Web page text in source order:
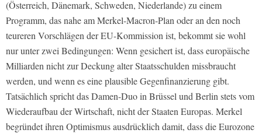
(Österreich, Dänemark, Schweden, Niederlande) zu einem
Programm, das nahe am Merkel-Macron-Plan oder an den noch
teureren Vorschlägen der EU-Kommission ist, bekommt sie wohl
nur unter zwei Bedingungen: Wenn gesichert ist, dass europäische
Milliarden nicht zur Deckung alter Staatsschulden missbraucht
werden, und wenn es eine plausible Gegenfinanzierung gibt.
Tatsächlich spricht das Damen-Duo in Brüssel und Berlin stets vom
Wiederaufbau der Wirtschaft, nicht der Staaten Europas. Merkel
begründet ihren Optimismus ausdrücklich damit, dass die Eurozone